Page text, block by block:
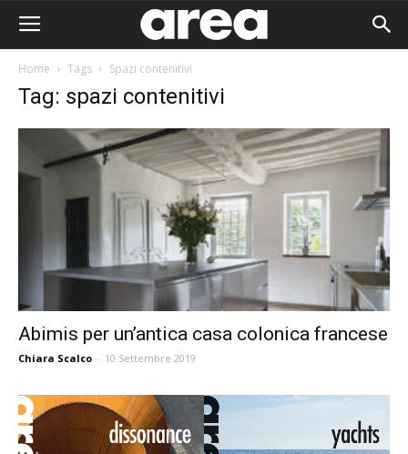
Home Tags Spazi contenitivi
Tag: spazi contenitivi
Abimis per un’antica casa colonica francese
Chiara Scalco - 10 Settembre 2019